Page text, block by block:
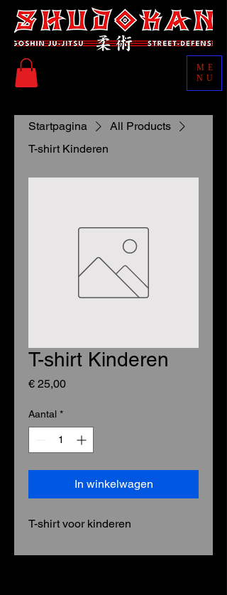
ME
NU
Startpagina
All Products
T-shirt Kinderen
T-shirt Kinderen
€ 25,00Prijs
Aantal *
In winkelwagen
T-shirt voor kinderen